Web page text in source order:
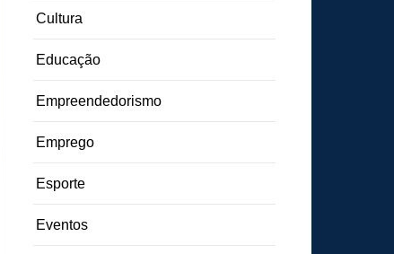
Cultura
Educação
Empreendedorismo
Emprego
Esporte
Eventos